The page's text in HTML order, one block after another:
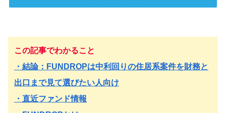
この記事でわかること
・結論：FUNDROPは中利回りの住居系案件を財務と
出口まで見て選びたい人向け
・直近ファンド情報